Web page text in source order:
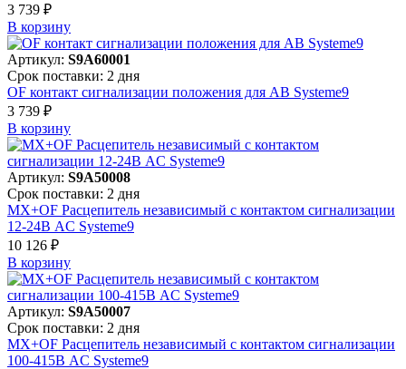
3 739 ₽
В корзинy
Артикул: S9A60001
Срок поставки: 2 дня
OF контакт сигнализации положения для АВ Systeme9
3 739 ₽
В корзинy
Артикул: S9A50008
Срок поставки: 2 дня
MX+OF Расцепитель независимый с контактом сигнализации
12-24В AC Systeme9
10 126 ₽
В корзинy
Артикул: S9A50007
Срок поставки: 2 дня
MX+OF Расцепитель независимый с контактом сигнализации
100-415В AC Systeme9